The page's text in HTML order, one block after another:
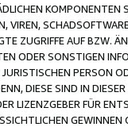
VIREN,
ZUGRIFFE AUF BZW.
ODER SONSTIGEN
PERSON
DIESE SIND IN
LIZENZGEBER FÜR